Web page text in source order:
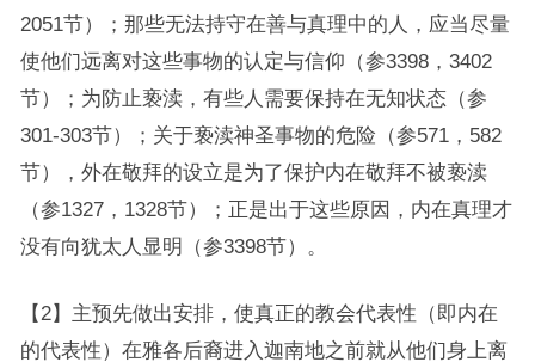
2051节）；那些无法持守在善与真理中的人，应当尽量
使他们远离对这些事物的认定与信仰（参3398，3402
节）；为防止亵渎，有些人需要保持在无知状态（参
301-303节）；关于亵渎神圣事物的危险（参571，582
节），外在敬拜的设立是为了保护内在敬拜不被亵渎
（参1327，1328节）；正是出于这些原因，内在真理才
没有向犹太人显明（参3398节）。
【2】主预先做出安排，使真正的教会代表性（即内在
的代表性）在雅各后裔进入迦南地之前就从他们身上离